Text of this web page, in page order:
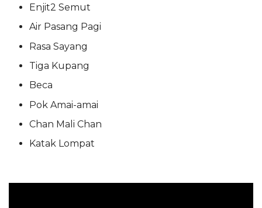
Enjit2 Semut
Air Pasang Pagi
Rasa Sayang
Tiga Kupang
Beca
Pok Amai-amai
Chan Mali Chan
Katak Lompat